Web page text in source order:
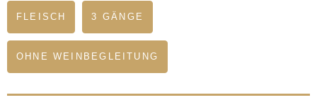
FLEISCH 3 GÄNGE
OHNE WEINBEGLEITUNG